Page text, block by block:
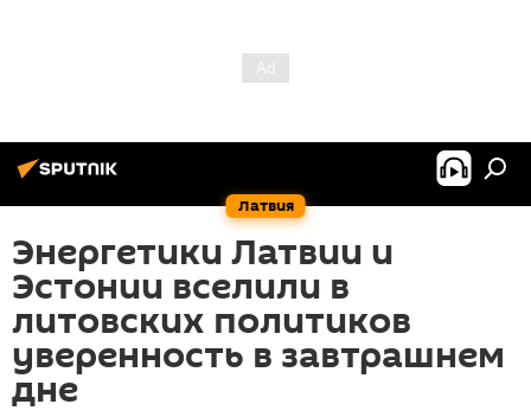
Латвия
Энергетики Латвии и
Эстонии вселили в
литовских политиков
уверенность в завтрашнем
дне